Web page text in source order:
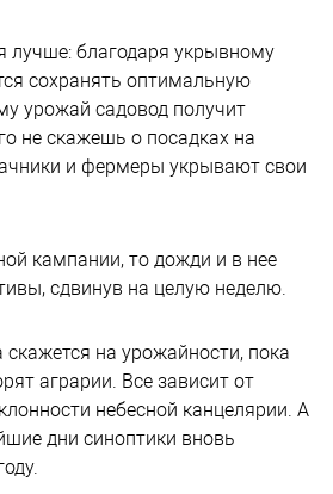
лучше: благодаря укрывному
сохранять оптимальную
урожай садовод получит
не скажешь о посадках на
и фермеры укрывают свои
кампании, то дожди и в нее
сдвинув на целую неделю.
скажется на урожайности, пока
аграрии. Все зависит от
небесной канцелярии. А
дни синоптики вновь